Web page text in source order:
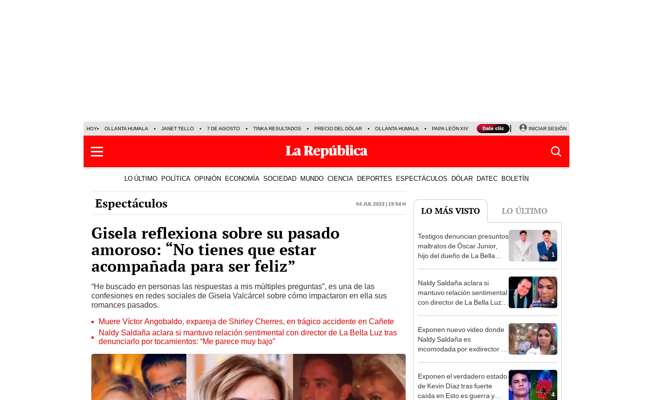
HOY OLLANTA HUMALA JANET TELLO 7 DE AGOSTO TINKA RESULTADOS PRECIO DEL DÓLAR OLLANTA HUMALA PAPA LEÓN XIV NALDY SALDAÑA LA BELLA LUZ
INICIAR SESIÓN
LO ÚLTIMO POLÍTICA OPINIÓN ECONOMÍA SOCIEDAD MUNDO CIENCIA DEPORTES ESPECTÁCULOS DÓLAR DATEC BOLETÍN
Espectáculos 04 Jul 2022 | 19:54 h
Gisela reflexiona sobre su pasado
amoroso: “No tienes que estar
acompañada para ser feliz”
“He buscado en personas las respuestas a mis múltiples preguntas”, es una de las
confesiones en redes sociales de Gisela Valcárcel sobre cómo impactaron en ella sus
romances pasados.
Muere Víctor Angobaldo, expareja de Shirley Cherres, en trágico accidente en Cañete
Naldy Saldaña aclara si mantuvo relación sentimental con director de La Bella Luz tras
denunciarlo por tocamientos: “Me parece muy bajo”
LO MÁS VISTO LO ÚLTIMO
1
Testigos denuncian presuntos
maltratos de Óscar Junior,
hijo del dueño de La Bella
2
Naldy Saldaña aclara si
mantuvo relación sentimental
con director de La Bella Luz
bajo”
3
Exponen nuevo video donde
Naldy Saldaña es
incomodada por exdirector de
4
Exponen el verdadero estado
de Kevin Díaz tras fuerte
caída en Esto es guerra y